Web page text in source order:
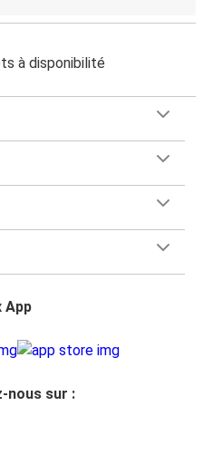
à disponibilité
App
nous sur :